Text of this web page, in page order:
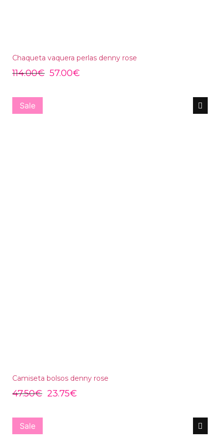
Chaqueta vaquera perlas denny rose
114.00€ 57.00€
Sale
Camiseta bolsos denny rose
47.50€ 23.75€
Sale